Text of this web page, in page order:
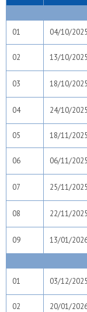
01 04/10/2025
02 13/10/2025
03 18/10/2025
04 24/10/2025
05
18/11/2025
06 06/11/2025
07 25/11/2025
08 22/11/2025
09 13/01/
01 03/12/2025
02
20/01/